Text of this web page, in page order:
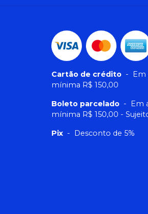
Cartão de crédito - Em
mínima R$ 150,00
Boleto parcelado - Em
mínima R$ 150,00 -
Pix - Desconto de 5%